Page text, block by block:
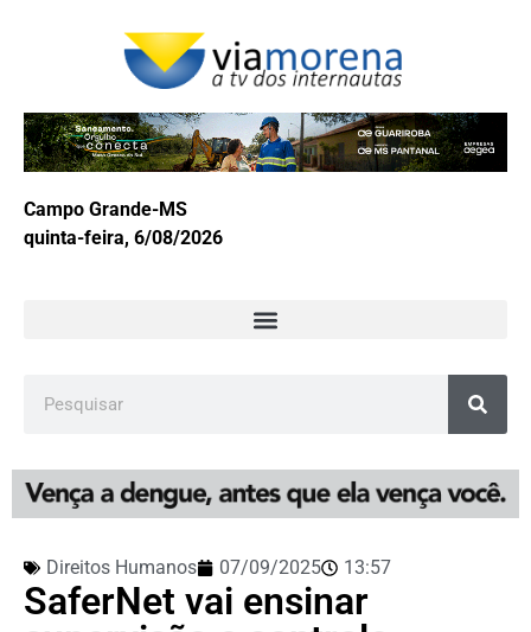
Campo Grande-MS
quinta-feira, 6/08/2026
Direitos Humanos 07/09/2025 13:57
SaferNet vai ensinar